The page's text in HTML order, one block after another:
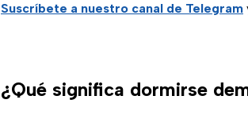
Suscríbete a nuestro canal de Telegram
¿Qué significa dormirse